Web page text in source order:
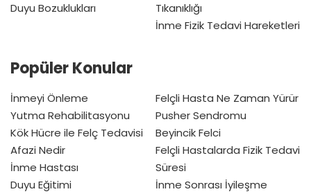
Duyu Bozuklukları
Tıkanıklığı
İnme Fizik Tedavi Hareketleri
Popüler Konular
İnmeyi Önleme
Yutma Rehabilitasyonu
Kök Hücre ile Felç Tedavisi
Afazi Nedir
İnme Hastası
Duyu Eğitimi
Felçli Hasta Ne Zaman Yürür
Pusher Sendromu
Beyincik Felci
Felçli Hastalarda Fizik Tedavi
Süresi
İnme Sonrası İyileşme